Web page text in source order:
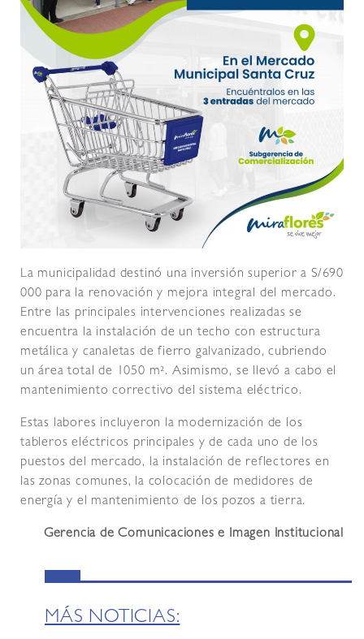
La municipalidad destinó una inversión superior a S/690
000 para la renovación y mejora integral del mercado.
Entre las principales intervenciones realizadas se
encuentra la instalación de un techo con estructura
metálica y canaletas de fierro galvanizado, cubriendo
un área total de 1050 m². Asimismo, se llevó a cabo el
mantenimiento correctivo del sistema eléctrico.
Estas labores incluyeron la modernización de los
tableros eléctricos principales y de cada uno de los
puestos del mercado, la instalación de reflectores en
las zonas comunes, la colocación de medidores de
energía y el mantenimiento de los pozos a tierra.
Gerencia de Comunicaciones e Imagen Institucional
MÁS NOTICIAS: